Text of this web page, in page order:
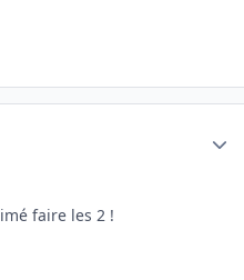
faire les 2 !